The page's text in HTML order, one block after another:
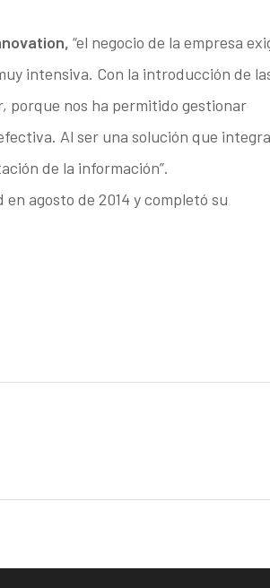
“el negocio de la empresa
intensiva. Con la introducción de
porque nos ha permitido gestionar
Al ser una solución que integra
de la información”.
agosto de 2014 y completó su